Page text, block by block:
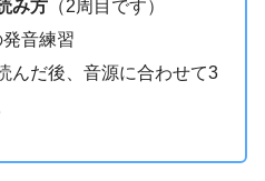
み方 （2周目です）
音練習
んだ後、音源に合わせて3